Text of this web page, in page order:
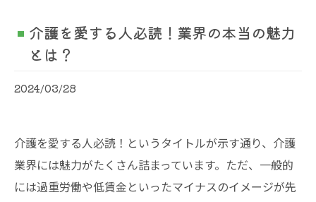
介護を愛する人必読！業界の本当の魅力
とは？
2024/03/28
介護を愛する人必読！というタイトルが示す通り、介護
業界には魅力がたくさん詰まっています。ただ、一般的
には過重労働や低賃金といったマイナスのイメージが先